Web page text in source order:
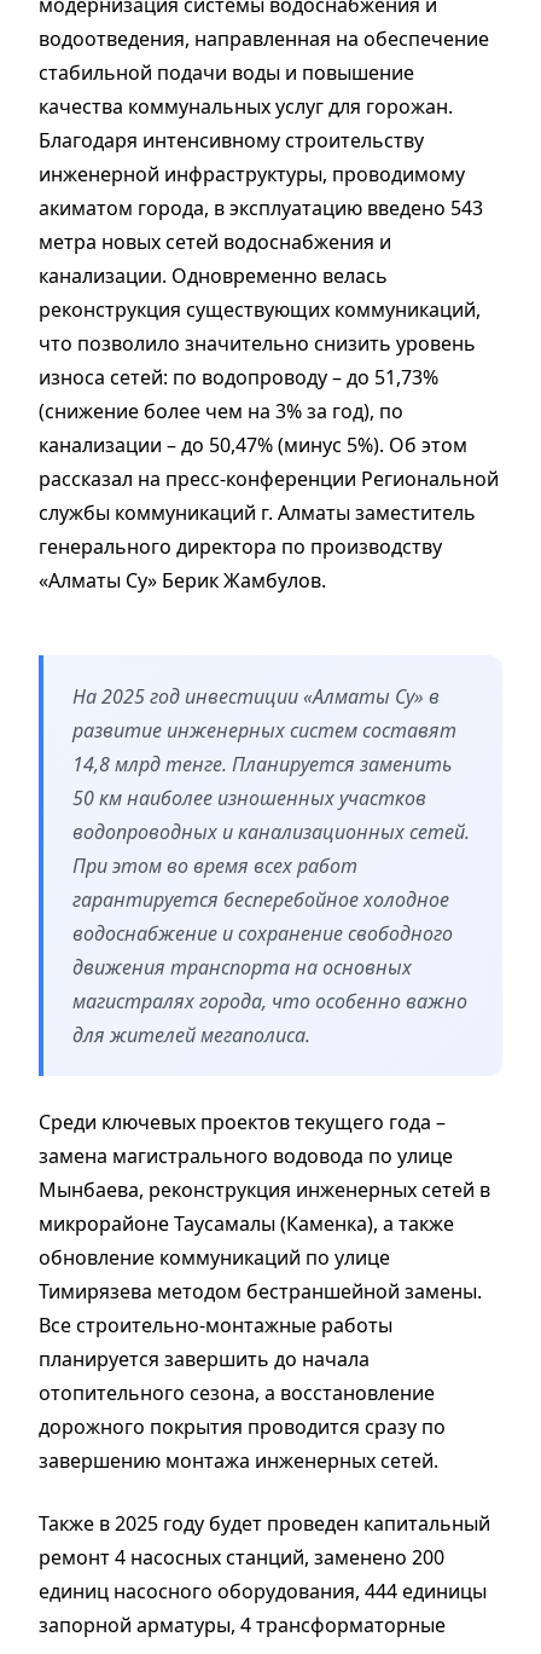
водоотведения, направленная на обеспечение
стабильной подачи воды и повышение
качества коммунальных услуг для горожан.
Благодаря интенсивному строительству
инженерной инфраструктуры, проводимому
акиматом города, в эксплуатацию введено 543
метра новых сетей водоснабжения и
канализации. Одновременно велась
реконструкция существующих коммуникаций,
что позволило значительно снизить уровень
износа сетей: по водопроводу – до 51,73%
(снижение более чем на 3% за год), по
канализации – до 50,47% (минус 5%). Об этом
рассказал на пресс-конференции Региональной
службы коммуникаций г. Алматы заместитель
генерального директора по производству
«Алматы Су» Берик Жамбулов.
На 2025 год инвестиции «Алматы Су» в
развитие инженерных систем составят
14,8 млрд тенге. Планируется заменить
50 км наиболее изношенных участков
водопроводных и канализационных сетей.
При этом во время всех работ
гарантируется бесперебойное холодное
водоснабжение и сохранение свободного
движения транспорта на основных
магистралях города, что особенно важно
для жителей мегаполиса.
Среди ключевых проектов текущего года –
замена магистрального водовода по улице
Мынбаева, реконструкция инженерных сетей в
микрорайоне Таусамалы (Каменка), а также
обновление коммуникаций по улице
Тимирязева методом бестраншейной замены.
Все строительно-монтажные работы
планируется завершить до начала
отопительного сезона, а восстановление
дорожного покрытия проводится сразу по
завершению монтажа инженерных сетей.
Также в 2025 году будет проведен капитальный
ремонт 4 насосных станций, заменено 200
единиц насосного оборудования, 444 единицы
запорной арматуры, 4 трансформаторные